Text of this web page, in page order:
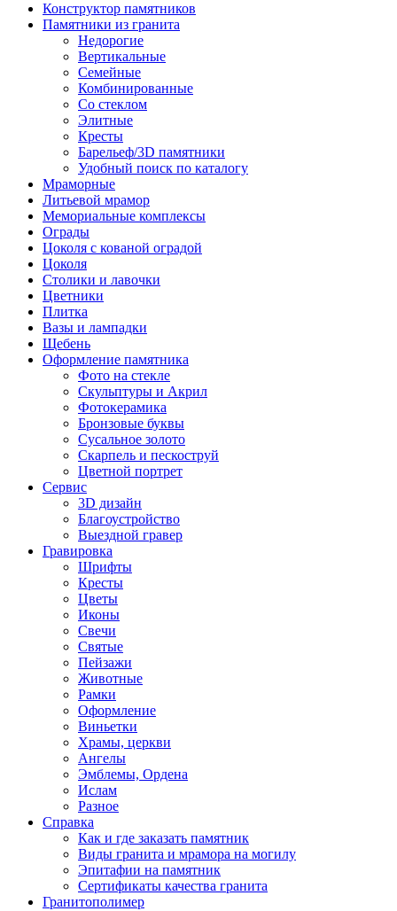
Конструктор памятников
Памятники из гранита
Недорогие
Вертикальные
Семейные
Комбинированные
Со стеклом
Элитные
Кресты
Барельеф/3D памятники
Удобный поиск по каталогу
Мраморные
Литьевой мрамор
Мемориальные комплексы
Ограды
Цоколя с кованой оградой
Цоколя
Столики и лавочки
Цветники
Плитка
Вазы и лампадки
Щебень
Оформление памятника
Фото на стекле
Скульптуры и Акрил
Фотокерамика
Бронзовые буквы
Сусальное золото
Скарпель и пескоструй
Цветной портрет
Сервис
3D дизайн
Благоустройство
Выездной гравер
Гравировка
Шрифты
Кресты
Цветы
Иконы
Свечи
Святые
Пейзажи
Животные
Рамки
Оформление
Виньетки
Храмы, церкви
Ангелы
Эмблемы, Ордена
Ислам
Разное
Справка
Как и где заказать памятник
Виды гранита и мрамора на могилу
Эпитафии на памятник
Сертификаты качества гранита
Гранитополимер